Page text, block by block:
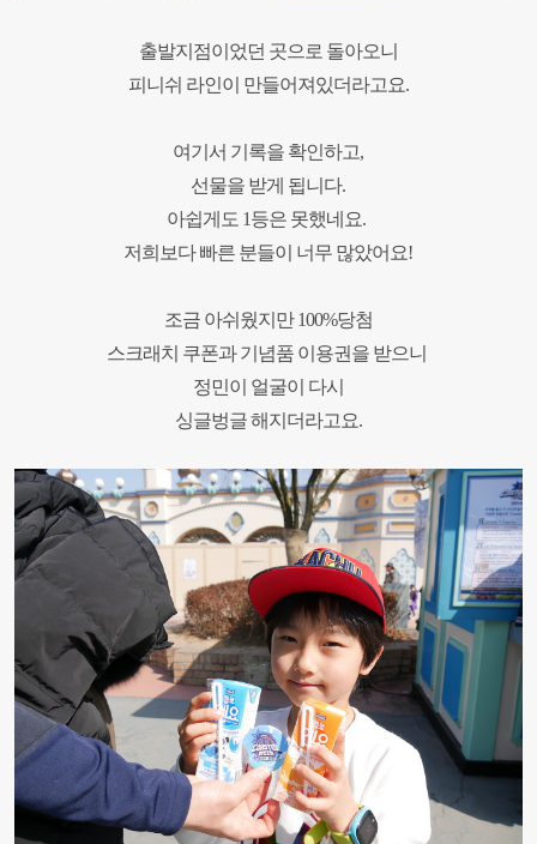
출발지점이었던 곳으로 돌아오니
피니쉬 라인이 만들어져있더라고요.
여기서 기록을 확인하고,
선물을 받게 됩니다.
아쉽게도 1등은 못했네요.
저희보다 빠른 분들이 너무 많았어요!
조금 아쉬웠지만100%당첨
스크래치 쿠폰과 기념품 이용권을 받으니
정민이 얼굴이 다시
싱글벙글 해지더라고요.